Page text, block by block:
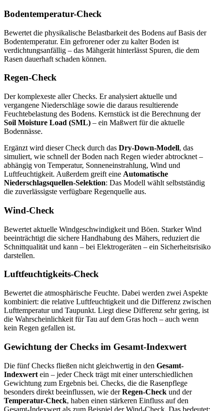
Bodentemperatur-Check
Bewertet die physikalische Belastbarkeit des Bodens auf Basis der
Bodentemperatur. Ein gefrorener oder zu kalter Boden ist
verdichtungsanfällig – das Mähgerät hinterlässt Spuren, die dem
Rasen dauerhaft schaden können.
Regen-Check
Der komplexeste aller Checks. Er analysiert aktuelle und
vergangene Niederschläge sowie die daraus resultierende
Feuchtebelastung des Bodens. Kernstück ist die Berechnung der
Soil Moisture Load (SML) – ein Maßwert für die aktuelle
Bodennässe.
Ergänzt wird dieser Check durch das Dry-Down-Modell, das
simuliert, wie schnell der Boden nach Regen wieder abtrocknet –
abhängig von Temperatur, Sonneneinstrahlung, Wind und
Luftfeuchtigkeit. Außerdem greift eine Automatische
Niederschlagsquellen-Selektion: Das Modell wählt selbstständig
die zuverlässigste verfügbare Regenquelle aus.
Wind-Check
Bewertet aktuelle Windgeschwindigkeit und Böen. Starker Wind
beeinträchtigt die sichere Handhabung des Mähers, reduziert die
Schnittqualität und kann – bei Elektrogeräten – ein Sicherheitsrisiko
darstellen.
Luftfeuchtigkeits-Check
Bewertet die atmosphärische Feuchte. Dabei werden zwei Aspekte
kombiniert: die relative Luftfeuchtigkeit und die Differenz zwischen
Lufttemperatur und Taupunkt. Liegt diese Differenz sehr gering, ist
die Wahrscheinlichkeit für Tau auf dem Gras hoch – auch wenn
kein Regen gefallen ist.
Gewichtung der Checks im Gesamt-Indexwert
Die fünf Checks fließen nicht gleichwertig in den Gesamt-
Indexwert ein – jeder Check trägt mit einer unterschiedlichen
Gewichtung zum Ergebnis bei. Checks, die die Rasenpflege
besonders direkt beeinflussen, wie derRegen-Check und der
Temperatur-Check, haben einen stärkeren Einfluss auf den
Gesamt-Indexwert als zum Beispiel der Wind-Check. Das bedeutet: